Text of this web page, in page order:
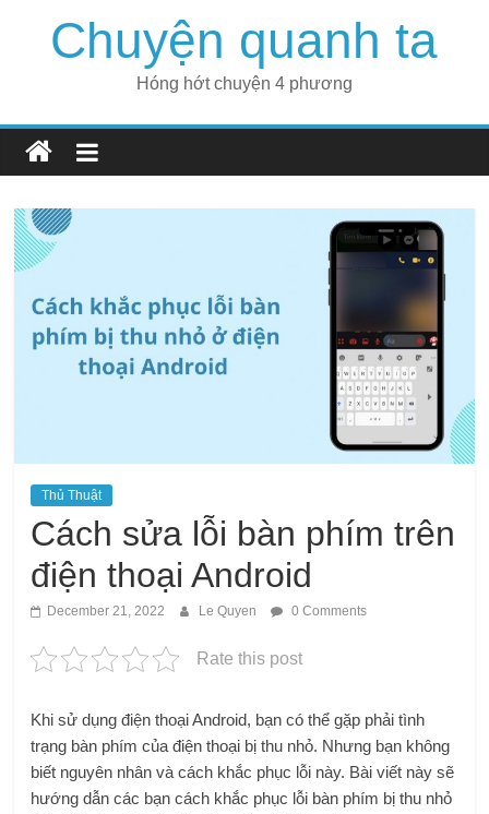
Chuyện quanh ta
Hóng hớt chuyện 4 phương
Thủ Thuật
Cách sửa lỗi bàn phím trên
điện thoại Android
December 21, 2022 Le Quyen 0 Comments
Rate this post
Khi sử dụng điện thoại Android, bạn có thể gặp phải tình
trạng bàn phím của điện thoại bị thu nhỏ. Nhưng bạn không
biết nguyên nhân và cách khắc phục lỗi này. Bài viết này sẽ
hướng dẫn các bạn cách khắc phục lỗi bàn phím bị thu nhỏ